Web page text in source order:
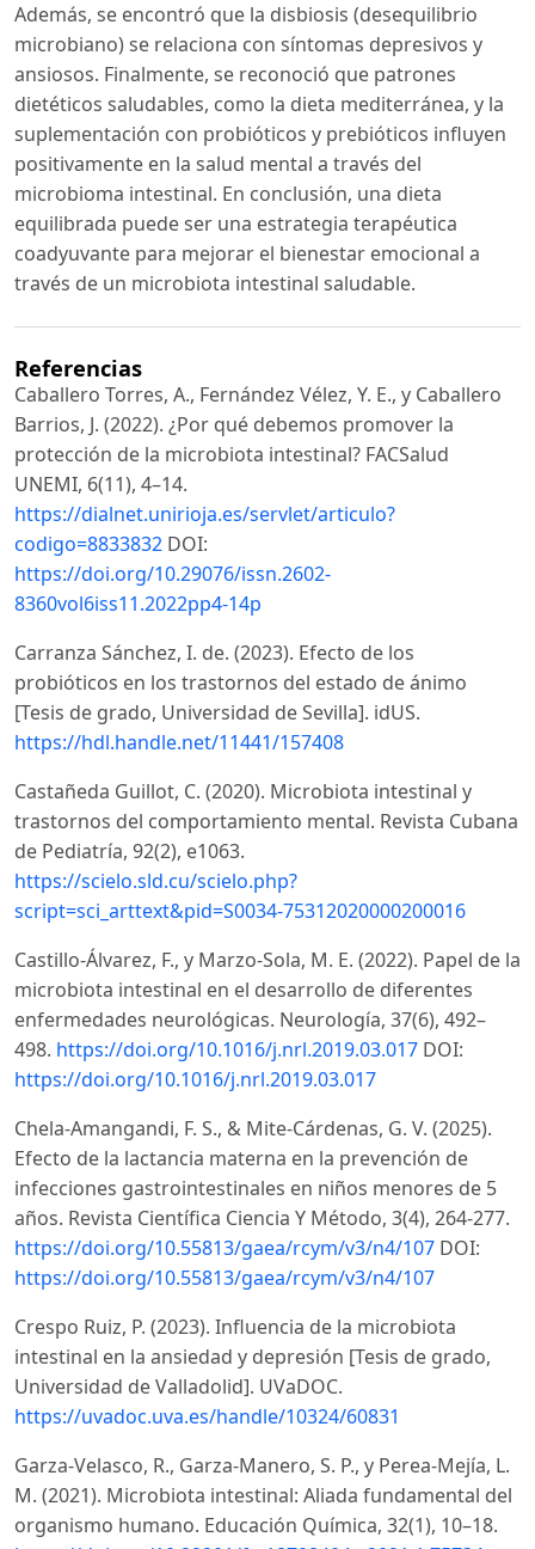
Además, se encontró que la disbiosis (desequilibrio
microbiano) se relaciona con síntomas depresivos y
ansiosos. Finalmente, se reconoció que patrones
dietéticos saludables, como la dieta mediterránea, y la
suplementación con probióticos y prebióticos influyen
positivamente en la salud mental a través del
microbioma intestinal. En conclusión, una dieta
equilibrada puede ser una estrategia terapéutica
coadyuvante para mejorar el bienestar emocional a
través de un microbiota intestinal saludable.
Referencias
Caballero Torres, A., Fernández Vélez, Y. E., y Caballero
Barrios, J. (2022). ¿Por qué debemos promover la
protección de la microbiota intestinal? FACSalud
UNEMI, 6(11), 4–14.
https://dialnet.unirioja.es/servlet/articulo?
codigo=8833832 DOI:
https://doi.org/10.29076/issn.2602-
8360vol6iss11.2022pp4-14p
Carranza Sánchez, I. de. (2023). Efecto de los
probióticos en los trastornos del estado de ánimo
[Tesis de grado, Universidad de Sevilla]. idUS.
https://hdl.handle.net/11441/157408
Castañeda Guillot, C. (2020). Microbiota intestinal y
trastornos del comportamiento mental. Revista Cubana
de Pediatría, 92(2), e1063.
https://scielo.sld.cu/scielo.php?
script=sci_arttext&pid=S0034-75312020000200016
Castillo-Álvarez, F., y Marzo-Sola, M. E. (2022). Papel de la
microbiota intestinal en el desarrollo de diferentes
enfermedades neurológicas. Neurología, 37(6), 492–
498. https://doi.org/10.1016/j.nrl.2019.03.017 DOI:
https://doi.org/10.1016/j.nrl.2019.03.017
Chela-Amangandi, F. S., & Mite-Cárdenas, G. V. (2025).
Efecto de la lactancia materna en la prevención de
infecciones gastrointestinales en niños menores de 5
años. Revista Científica Ciencia Y Método, 3(4), 264-277.
https://doi.org/10.55813/gaea/rcym/v3/n4/107 DOI:
https://doi.org/10.55813/gaea/rcym/v3/n4/107
Crespo Ruiz, P. (2023). Influencia de la microbiota
intestinal en la ansiedad y depresión [Tesis de grado,
Universidad de Valladolid]. UVaDOC.
https://uvadoc.uva.es/handle/10324/60831
Garza-Velasco, R., Garza-Manero, S. P., y Perea-Mejía, L.
M. (2021). Microbiota intestinal: Aliada fundamental del
organismo humano. Educación Química, 32(1), 10–18.